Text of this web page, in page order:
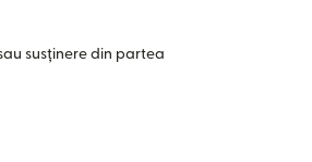
susținere din partea